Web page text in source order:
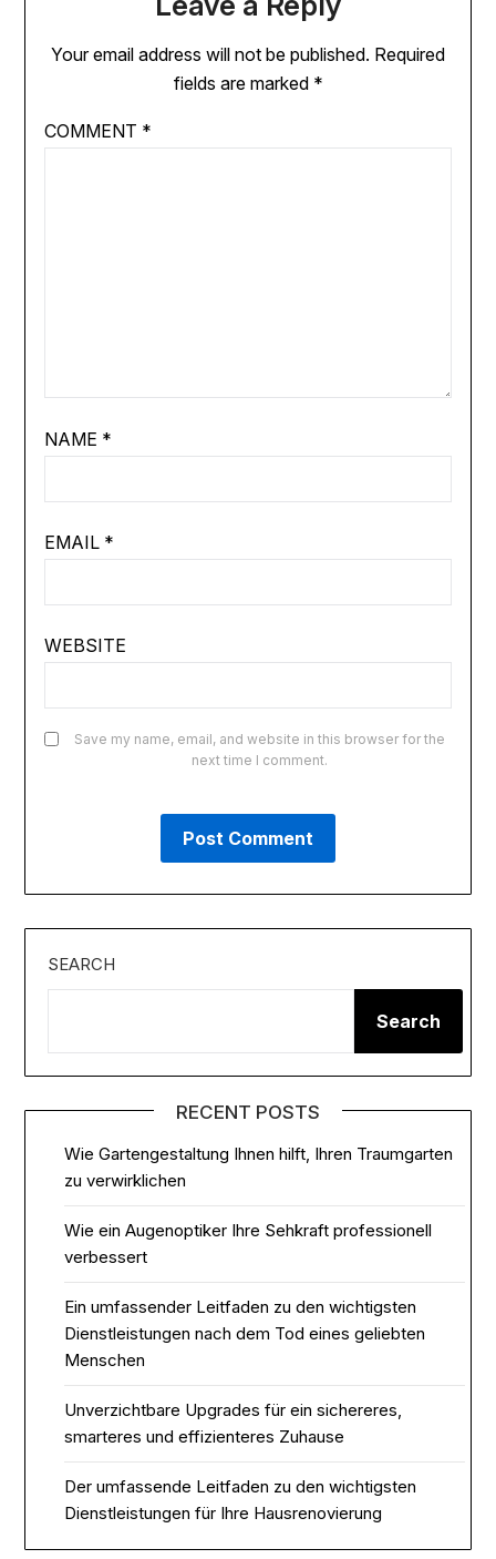
Your email address will not be published. Required
fields are marked *
COMMENT *
NAME *
EMAIL *
WEBSITE
Save my name, email, and website in this browser for the
next time I comment.
SEARCH
Search
RECENT POSTS
Wie Gartengestaltung Ihnen hilft, Ihren Traumgarten
zu verwirklichen
Wie ein Augenoptiker Ihre Sehkraft professionell
verbessert
Ein umfassender Leitfaden zu den wichtigsten
Dienstleistungen nach dem Tod eines geliebten
Menschen
Unverzichtbare Upgrades für ein sichereres,
smarteres und effizienteres Zuhause
Der umfassende Leitfaden zu den wichtigsten
Dienstleistungen für Ihre Hausrenovierung